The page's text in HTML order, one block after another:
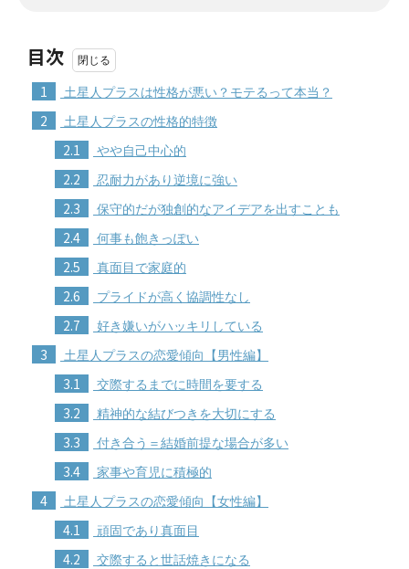
目次
1 土星人プラスは性格が悪い？モテるって本当？
2 土星人プラスの性格的特徴
2.1 やや自己中心的
2.2 忍耐力があり逆境に強い
2.3 保守的だが独創的なアイデアを出すことも
2.4 何事も飽きっぽい
2.5 真面目で家庭的
2.6 プライドが高く協調性なし
2.7 好き嫌いがハッキリしている
3 土星人プラスの恋愛傾向【男性編】
3.1 交際するまでに時間を要する
3.2 精神的な結びつきを大切にする
3.3 付き合う＝結婚前提な場合が多い
3.4 家事や育児に積極的
4 土星人プラスの恋愛傾向【女性編】
4.1 頑固であり真面目
4.2 交際すると世話焼きになる